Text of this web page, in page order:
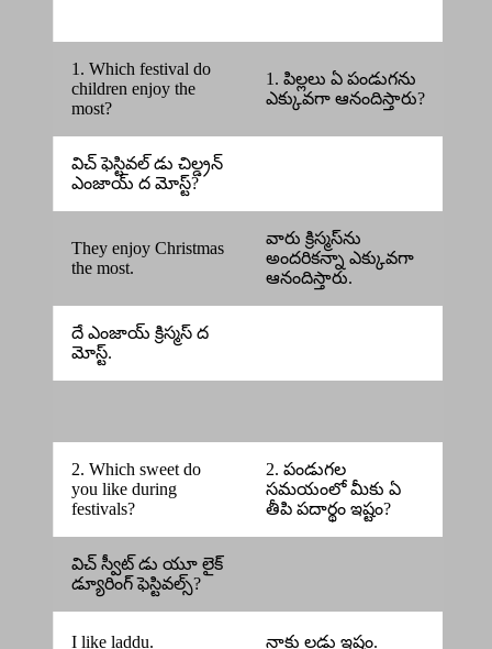
1. Which festival do
children enjoy the
most?
1. పిల్లలు ఏ పండుగను
ఎక్కువగా ఆనందిస్తారు?
విచ్ ఫెస్టివల్ డు చిల్డ్రన్
ఎంజాయ్ ద మోస్ట్?
They enjoy Christmas
the most.
వారు క్రిస్మస్‌ను
అందరికన్నా ఎక్కువగా
ఆనందిస్తారు.
దే ఎంజాయ్ క్రిస్మస్ ద
మోస్ట్.
2. Which sweet do
you like during
festivals?
2. పండుగల
సమయంలో మీకు ఏ
తీపి పదార్థం ఇష్టం?
విచ్ స్వీట్ డు యూ లైక్
డ్యూరింగ్ ఫెస్టివల్స్?
I like laddu. నాకు లడ్డు ఇష్టం.